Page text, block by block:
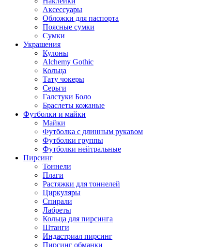
Аксессуары
Обложки для паспорта
Поясные сумки
Сумки
Украшения
Кулоны
Alchemy Gothic
Кольца
Тату чокеры
Серьги
Галстуки Боло
Браслеты кожаные
Футболки и майки
Майки
Футболка с длинным рукавом
Футболки группы
Футболки нейтральные
Пирсинг
Тоннели
Плаги
Растяжки для тоннелей
Циркуляры
Спирали
Лабреты
Кольца для пирсинга
Штанги
Индастриал пирсинг
Пирсинг обманки